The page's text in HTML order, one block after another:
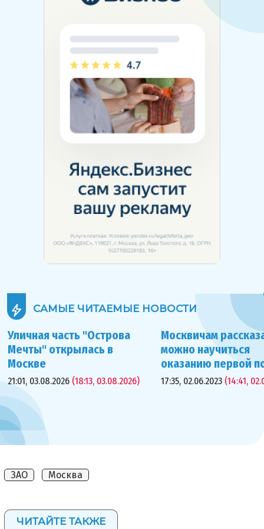
САМЫЕ ЧИТАЕМЫЕ НОВОСТИ
Уличная часть "Острова
Мечты" открылась в
Москве
21:01, 03.08.2026 (18:13, 03.08.2026)
Москвичам
можно научиться
оказанию первой
17:35, 02.06.2023 (14:41,
ЗАО Москва
ЧИТАЙТЕ ТАКЖЕ